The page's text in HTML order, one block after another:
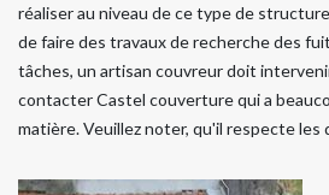
réaliser au niveau de ce type de
de faire des travaux de recherche des
tâches, un artisan couvreur doit
contacter Castel couverture qui a
matière. Veuillez noter, qu'il respecte les